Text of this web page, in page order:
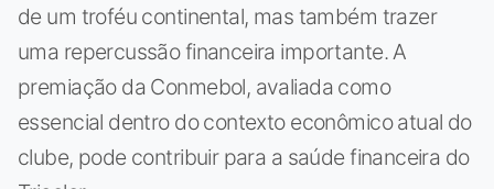
de um troféu continental, mas também trazer
uma repercussão financeira importante. A
premiação da Conmebol, avaliada como
essencial dentro do contexto econômico atual do
clube, pode contribuir para a saúde financeira do